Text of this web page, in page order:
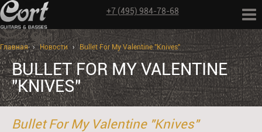
+7 (495) 984-78-68
Главная › Новости › Bullet For My Valentine "Knives"
BULLET FOR MY VALENTINE
"KNIVES"
Bullet For My Valentine "Knives"